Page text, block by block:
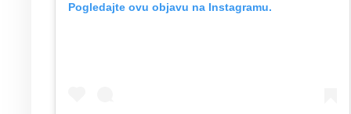
Pogledajte ovu objavu na Instagramu.